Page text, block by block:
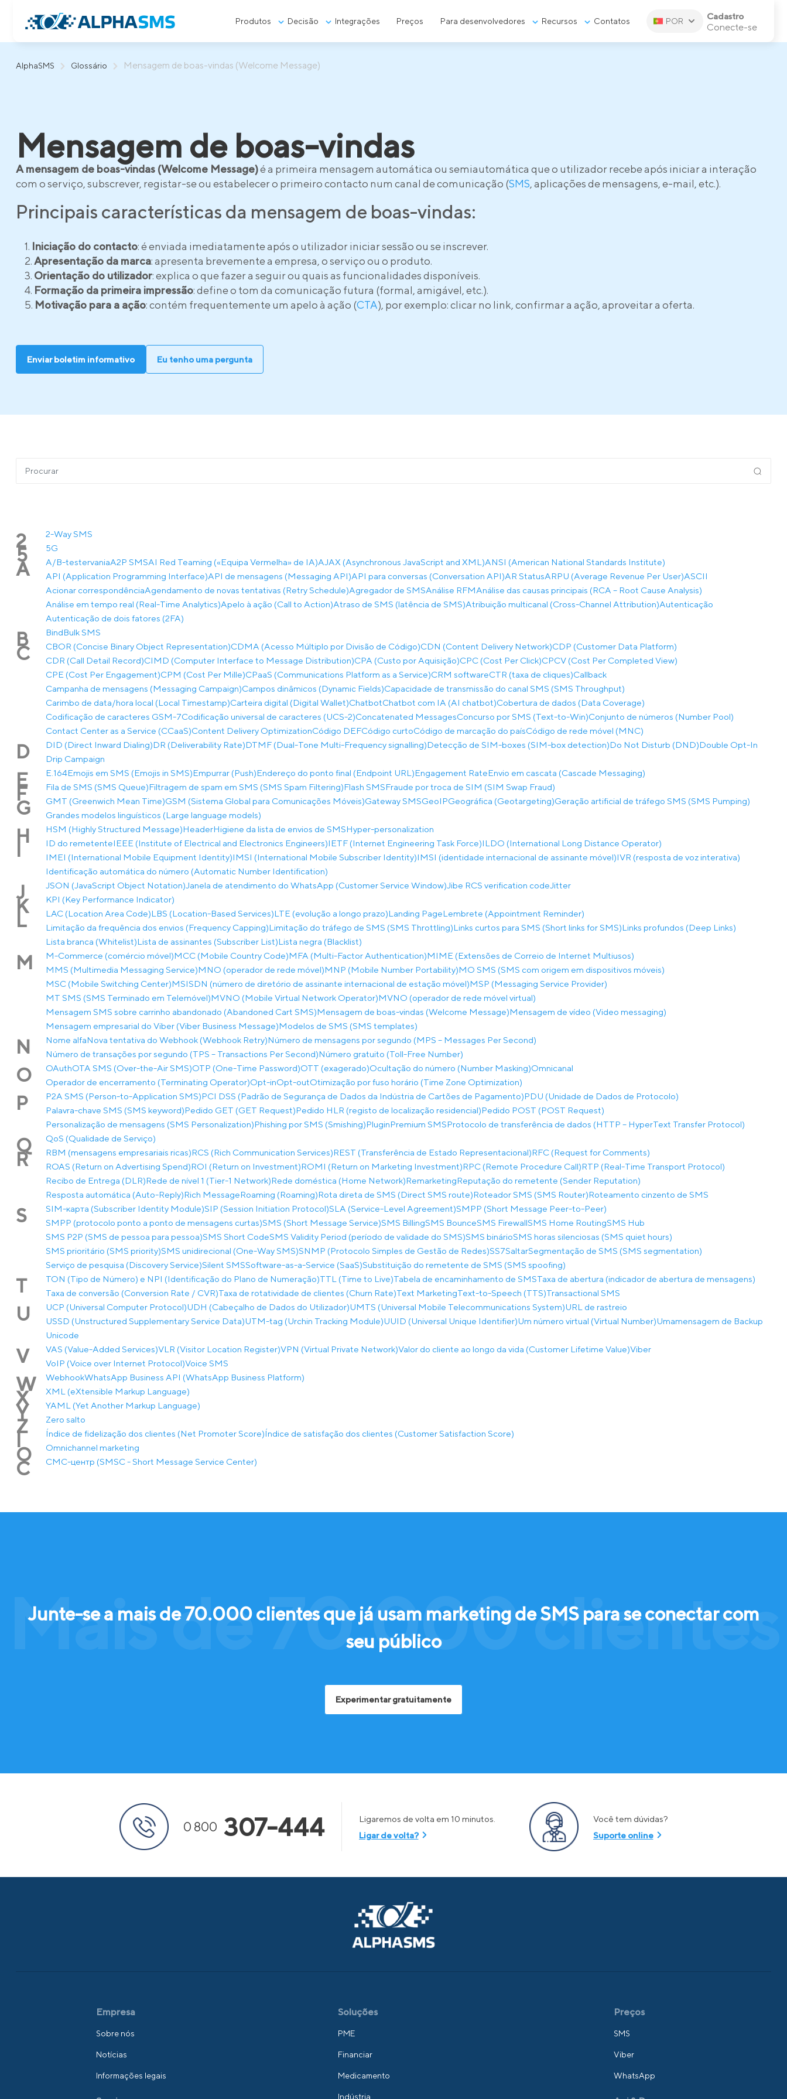
AlphaSMS Glossário Mensagem de boas-vindas (Welcome Message)
Produtos Decisão Integrações Preços Para desenvolvedores Recursos Contatos POR Cadastro
Conecte-se
Mensagem de boas-vindas
A mensagem de boas-vindas (Welcome Message)é a primeira mensagem automática ou semiautomática que o utilizador recebe após iniciar a interação
com o serviço, subscrever, registar-se ou estabelecer o primeiro contacto num canal de comunicação (SMS, aplicações de mensagens, e-mail, etc.).
Principais características da mensagem de boas-vindas:
Iniciação do contacto: é enviada imediatamente após o utilizador iniciar sessão ou se inscrever.
Apresentação da marca: apresenta brevemente a empresa, o serviço ou o produto.
Orientação do utilizador: explica o que fazer a seguir ou quais as funcionalidades disponíveis.
Formação da primeira impressão: define o tom da comunicação futura (formal, amigável, etc.).
Motivação para a ação: contém frequentemente um apelo à ação (CTA), por exemplo: clicar no link, confirmar a ação, aproveitar a oferta.
Enviar boletim informativo Eu tenho uma pergunta
2 2-Way SMS
5 5G
A A/B-testervaniaA2P SMSAI Red Teaming («Equipa Vermelha» de IA)AJAX (Asynchronous JavaScript and XML)ANSI (American National Standards Institute)
API (Application Programming Interface)API de mensagens (Messaging API)API para conversas (Conversation API)AR StatusARPU (Average Revenue Per User)ASCII
Acionar correspondênciaAgendamento de novas tentativas (Retry Schedule)Agregador de SMSAnálise RFMAnálise das causas principais (RCA – Root Cause Analysis)
Análise em tempo real (Real-Time Analytics)Apelo à ação (Call to Action)Atraso de SMS (latência de SMS)Atribuição multicanal (Cross-Channel Attribution)Autenticação
Autenticação de dois fatores (2FA)
B BindBulk SMS
C CBOR (Concise Binary Object Representation)CDMA (Acesso Múltiplo por Divisão de Código)CDN (Content Delivery Network)CDP (Customer Data Platform)
CDR (Call Detail Record)CIMD (Computer Interface to Message Distribution)CPA (Custo por Aquisição)CPC (Cost Per Click)CPCV (Cost Per Completed View)
CPE (Cost Per Engagement)CPM (Cost Per Mille)CPaaS (Communications Platform as a Service)CRM softwareCTR (taxa de cliques)Callback
Campanha de mensagens (Messaging Campaign)Campos dinâmicos (Dynamic Fields)Capacidade de transmissão do canal SMS (SMS Throughput)
Carimbo de data/hora local (Local Timestamp)Carteira digital (Digital Wallet)ChatbotChatbot com IA (AI chatbot)Cobertura de dados (Data Coverage)
Codificação de caracteres GSM-7Codificação universal de caracteres (UCS-2)Concatenated MessagesConcurso por SMS (Text-to-Win)Conjunto de números (Number Pool)
Contact Center as a Service (CCaaS)Content Delivery OptimizationCódigo DEFCódigo curtoCódigo de marcação do paísCódigo de rede móvel (MNC)
D DID (Direct Inward Dialing)DR (Deliverability Rate)DTMF (Dual-Tone Multi-Frequency signalling)Detecção de SIM-boxes (SIM-box detection)Do Not Disturb (DND)Double Opt-In
Drip Campaign
E E.164Emojis em SMS (Emojis in SMS)Empurrar (Push)Endereço do ponto final (Endpoint URL)Engagement RateEnvio em cascata (Cascade Messaging)
F Fila de SMS (SMS Queue)Filtragem de spam em SMS (SMS Spam Filtering)Flash SMSFraude por troca de SIM (SIM Swap Fraud)
G GMT (Greenwich Mean Time)GSM (Sistema Global para Comunicações Móveis)Gateway SMSGeoIPGeográfica (Geotargeting)Geração artificial de tráfego SMS (SMS Pumping)
Grandes modelos linguísticos (Large language models)
H HSM (Highly Structured Message)HeaderHigiene da lista de envios de SMSHyper-personalization
ID do remetenteIEEE (Institute of Electrical and Electronics Engineers)IETF (Internet Engineering Task Force)ILDO (International Long Distance Operator)
IMEI (International Mobile Equipment Identity)IMSI (International Mobile Subscriber Identity)IMSI (identidade internacional de assinante móvel)IVR (resposta de voz interativa)
Identificação automática do número (Automatic Number Identification)
J JSON (JavaScript Object Notation)Janela de atendimento do WhatsApp (Customer Service Window)Jibe RCS verification codeJitter
K KPI (Key Performance Indicator)
L LAC (Location Area Code)LBS (Location-Based Services)LTE (evolução a longo prazo)Landing PageLembrete (Appointment Reminder)
Limitação da frequência dos envios (Frequency Capping)Limitação do tráfego de SMS (SMS Throttling)Links curtos para SMS (Short links for SMS)Links profundos (Deep Links)
Lista branca (Whitelist)Lista de assinantes (Subscriber List)Lista negra (Blacklist)
M M-Commerce (comércio móvel)MCC (Mobile Country Code)MFA (Multi-Factor Authentication)MIME (Extensões de Correio de Internet Multiusos)
MMS (Multimedia Messaging Service)MNO (operador de rede móvel)MNP (Mobile Number Portability)MO SMS (SMS com origem em dispositivos móveis)
MSC (Mobile Switching Center)MSISDN (número de diretório de assinante internacional de estação móvel)MSP (Messaging Service Provider)
MT SMS (SMS Terminado em Telemóvel)MVNO (Mobile Virtual Network Operator)MVNO (operador de rede móvel virtual)
Mensagem SMS sobre carrinho abandonado (Abandoned Cart SMS)Mensagem de boas-vindas (Welcome Message)Mensagem de vídeo (Video messaging)
Mensagem empresarial do Viber (Viber Business Message)Modelos de SMS (SMS templates)
N Nome alfaNova tentativa do Webhook (Webhook Retry)Número de mensagens por segundo (MPS – Messages Per Second)
Número de transações por segundo (TPS – Transactions Per Second)Número gratuito (Toll-Free Number)
O OAuthOTA SMS (Over-the-Air SMS)OTP (One-Time Password)OTT (exagerado)Ocultação do número (Number Masking)Omnicanal
Operador de encerramento (Terminating Operator)Opt-inOpt-outOtimização por fuso horário (Time Zone Optimization)
P P2A SMS (Person-to-Application SMS)PCI DSS (Padrão de Segurança de Dados da Indústria de Cartões de Pagamento)PDU (Unidade de Dados de Protocolo)
Palavra-chave SMS (SMS keyword)Pedido GET (GET Request)Pedido HLR (registo de localização residencial)Pedido POST (POST Request)
Personalização de mensagens (SMS Personalization)Phishing por SMS (Smishing)PluginPremium SMSProtocolo de transferência de dados (HTTP – HyperText Transfer Protocol)
Q QoS (Qualidade de Serviço)
R RBM (mensagens empresariais ricas)RCS (Rich Communication Services)REST (Transferência de Estado Representacional)RFC (Request for Comments)
ROAS (Return on Advertising Spend)ROI (Return on Investment)ROMI (Return on Marketing Investment)RPC (Remote Procedure Call)RTP (Real-Time Transport Protocol)
Recibo de Entrega (DLR)Rede de nível 1 (Tier-1 Network)Rede doméstica (Home Network)RemarketingReputação do remetente (Sender Reputation)
Resposta automática (Auto-Reply)Rich MessageRoaming (Roaming)Rota direta de SMS (Direct SMS route)Roteador SMS (SMS Router)Roteamento cinzento de SMS
S SIM-карта (Subscriber Identity Module)SIP (Session Initiation Protocol)SLA (Service-Level Agreement)SMPP (Short Message Peer-to-Peer)
SMPP (protocolo ponto a ponto de mensagens curtas)SMS (Short Message Service)SMS BillingSMS BounceSMS FirewallSMS Home RoutingSMS Hub
SMS P2P (SMS de pessoa para pessoa)SMS Short CodeSMS Validity Period (período de validade do SMS)SMS binárioSMS horas silenciosas (SMS quiet hours)
SMS prioritário (SMS priority)SMS unidirecional (One-Way SMS)SNMP (Protocolo Simples de Gestão de Redes)SS7SaltarSegmentação de SMS (SMS segmentation)
Serviço de pesquisa (Discovery Service)Silent SMSSoftware-as-a-Service (SaaS)Substituição do remetente de SMS (SMS spoofing)
T TON (Tipo de Número) e NPI (Identificação do Plano de Numeração)TTL (Time to Live)Tabela de encaminhamento de SMSTaxa de abertura (indicador de abertura de mensagens)
Taxa de conversão (Conversion Rate / CVR)Taxa de rotatividade de clientes (Churn Rate)Text MarketingText-to-Speech (TTS)Transactional SMS
U UCP (Universal Computer Protocol)UDH (Cabeçalho de Dados do Utilizador)UMTS (Universal Mobile Telecommunications System)URL de rastreio
USSD (Unstructured Supplementary Service Data)UTM-tag (Urchin Tracking Module)UUID (Universal Unique Identifier)Um número virtual (Virtual Number)Umamensagem de Backup
Unicode
V VAS (Value-Added Services)VLR (Visitor Location Register)VPN (Virtual Private Network)Valor do cliente ao longo da vida (Customer Lifetime Value)Viber
VoIP (Voice over Internet Protocol)Voice SMS
W WebhookWhatsApp Business API (WhatsApp Business Platform)
X XML (eXtensible Markup Language)
Y YAML (Yet Another Markup Language)
Z Zero salto
Í Índice de fidelização dos clientes (Net Promoter Score)Índice de satisfação dos clientes (Customer Satisfaction Score)
О Оmnichannel marketing
С СМС-центр (SMSC - Short Message Service Center)
Mais de 70.000 clientes
Junte-se a mais de 70.000 clientes que já usam marketing de SMS para se conectar com
seu público
Experimentar gratuitamente
0 800 307-444
Ligaremos de volta em 10 minutos.
Ligar de volta?
Você tem dúvidas?
Suporte online
Empresa
Sobre nós
Notícias
Informações legais
Soluções
PME
Financiar
Medicamento
Indústria
Preços
SMS
Viber
WhatsApp